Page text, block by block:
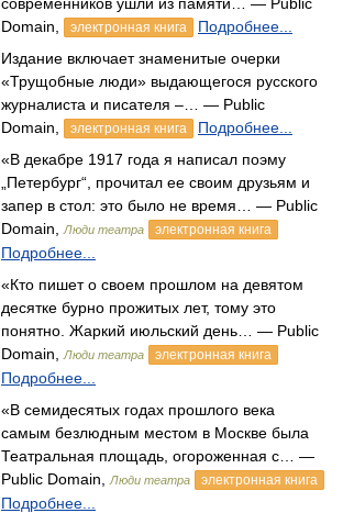
Domain,
электронная книга
Подробнее...
Издание включает знаменитые очерки
«Трущобные люди» выдающегося русского
журналиста и писателя –… — Public
Domain,
электронная книга
Подробнее...
«В декабре 1917 года я написал поэму
„Петербург“, прочитал ее своим друзьям и
запер в стол: это было не время… — Public
Domain,
Люди театра электронная книга
Подробнее...
«Кто пишет о своем прошлом на девятом
десятке бурно прожитых лет, тому это
понятно. Жаркий июльский день… — Public
Domain,
Люди театра электронная книга
Подробнее...
«В семидесятых годах прошлого века
самым безлюдным местом в Москве была
Театральная площадь, огороженная с… —
Public Domain,
Люди театра электронная книга
Подробнее...